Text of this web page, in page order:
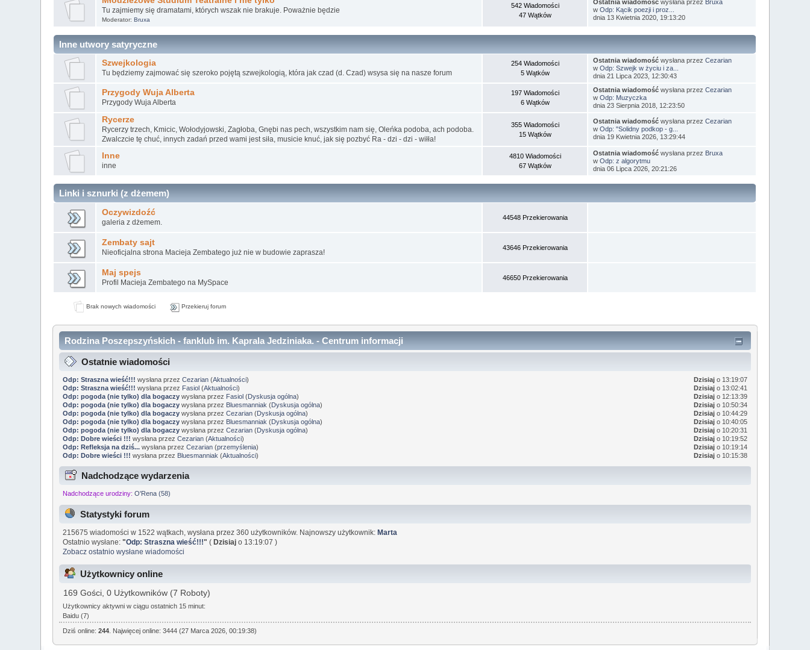
Tu zajmiemy się dramatami, których wszak nie brakuje. Poważnie będzie
Moderator: Bruxa
542 Wiadomości
47 Wątków
Ostatnia wiadomośćwysłana przez Bruxa
w Odp: Kącik poezji i proz...
dnia 13 Kwietnia 2020, 19:13:20
Inne utwory satyryczne
Szwejkologia
Tu będziemy zajmować się szeroko pojętą szwejkologią, która jak czad (d. Czad) wsysa się na nasze forum
254 Wiadomości
5 Wątków
Ostatnia wiadomośćwysłana przez Cezarian
w Odp: Szwejk w życiu i za...
dnia 21 Lipca 2023, 12:30:43
Przygody Wuja Alberta
Przygody Wuja Alberta
197 Wiadomości
6 Wątków
Ostatnia wiadomośćwysłana przez Cezarian
w Odp: Muzyczka
dnia 23 Sierpnia 2018, 12:23:50
Rycerze
Rycerzy trzech, Kmicic, Wołodyjowski, Zagłoba, Gnębi nas pech, wszystkim nam się, Oleńka podoba, ach podoba.
Zwalczcie tę chuć, innych zadań przed wami jest siła, musicie knuć, jak się pozbyć Ra - dzi - dzi - wiłła!
355 Wiadomości
15 Wątków
Ostatnia wiadomośćwysłana przez Cezarian
w Odp: "Solidny podkop - g...
dnia 19 Kwietnia 2026, 13:29:44
Inne
inne
4810 Wiadomości
67 Wątków
Ostatnia wiadomośćwysłana przez Bruxa
w Odp: z algorytmu
dnia 06 Lipca 2026, 20:21:26
Linki i sznurki (z dżemem)
Oczywizdoźć
galeria z dżemem.
44548 Przekierowania
Zembaty sajt
Nieoficjalna strona Macieja Zembatego już nie w budowie zaprasza!
43646 Przekierowania
Maj spejs
Profil Macieja Zembatego na MySpace
46650 Przekierowania
Brak nowych wiadomości Przekieruj forum
Rodzina Poszepszyńskich - fanklub im. Kaprala Jedziniaka. - Centrum informacji
Ostatnie wiadomości
Odp: Straszna wieść!!! wysłana przez Cezarian(Aktualności) Dzisiaj o 13:19:07
Odp: Straszna wieść!!! wysłana przez Fasiol(Aktualności) Dzisiaj o 13:02:41
Odp: pogoda (nie tylko) dla bogaczywysłana przez Fasiol(Dyskusja ogólna) Dzisiaj o 12:13:39
Odp: pogoda (nie tylko) dla bogaczywysłana przez Bluesmanniak (Dyskusja ogólna) Dzisiaj o 10:50:34
Odp: pogoda (nie tylko) dla bogaczywysłana przez Cezarian(Dyskusja ogólna) Dzisiaj o 10:44:29
Odp: pogoda (nie tylko) dla bogaczywysłana przez Bluesmanniak (Dyskusja ogólna) Dzisiaj o 10:40:05
Odp: pogoda (nie tylko) dla bogaczywysłana przez Cezarian(Dyskusja ogólna) Dzisiaj o 10:20:31
Odp: Dobre wieści !!! wysłana przez Cezarian(Aktualności) Dzisiaj o 10:19:52
Odp: Refleksja na dziś...wysłana przez Cezarian(przemyślenia) Dzisiaj o 10:19:14
Odp: Dobre wieści !!! wysłana przez Bluesmanniak (Aktualności) Dzisiaj o 10:15:38
Nadchodzące wydarzenia
Nadchodzące urodziny: O'Rena (58)
Statystyki forum
215675 wiadomości w 1522 wątkach, wysłana przez 360 użytkowników. Najnowszy użytkownik: Marta
Ostatnio wysłane:"Odp: Straszna wieść!!!" ( Dzisiaj o 13:19:07 )
Zobacz ostatnio wysłane wiadomości
Użytkownicy online
169 Gości, 0 Użytkowników (7 Roboty)
Użytkownicy aktywni w ciągu ostatnich 15 minut:
Baidu (7)
Dziś online: 244. Najwięcej online: 3444 (27 Marca 2026, 00:19:38)